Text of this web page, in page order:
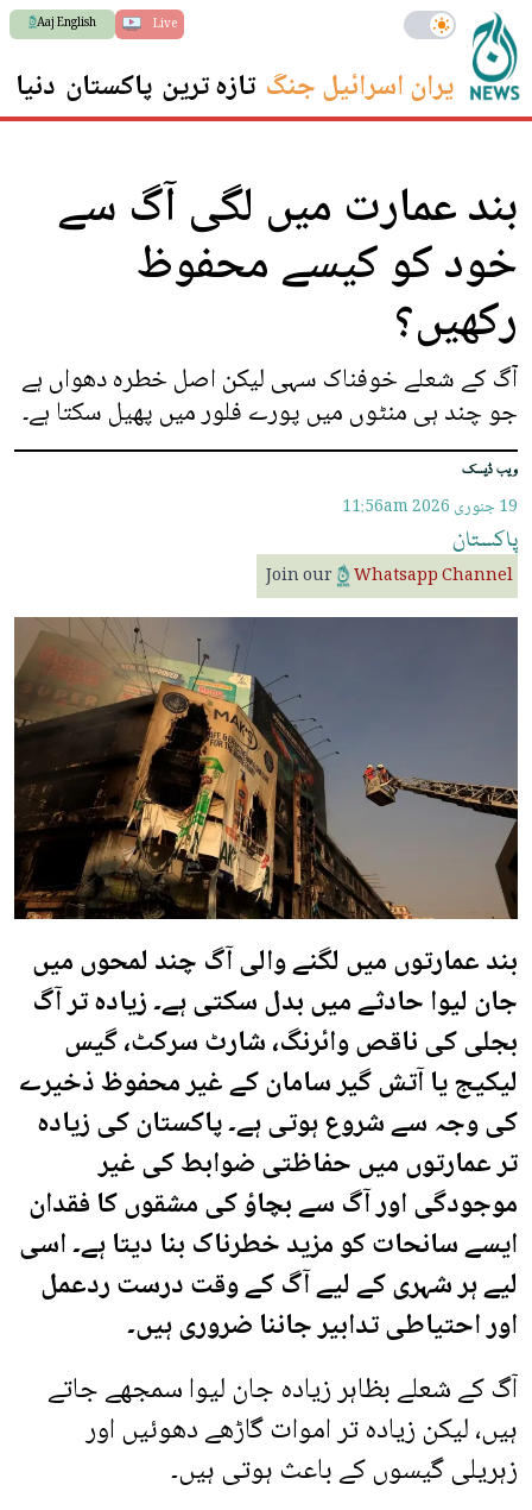
Live
Aaj English
ایران اسرائیل جنگ تازہ ترین پاکستان دنیا
بند عمارت میں لگی آگ سے
خود کو کیسے محفوظ
رکھیں؟
آگ کے شعلے خوفناک سہی لیکن اصل خطرہ دھواں ہے
جو چند ہی منٹوں میں پورے فلور میں پھیل سکتا ہے۔
ویب ڈیسک
19 جنوری 2026 11:56am
پاکستان
Join our Whatsapp Channel
بند عمارتوں میں لگنے والی آگ چند لمحوں میں
جان لیوا حادثے میں بدل سکتی ہے۔ زیادہ تر آگ
بجلی کی ناقص وائرنگ، شارٹ سرکٹ، گیس
لیکیج یا آتش گیر سامان کے غیر محفوظ ذخیرے
کی وجہ سے شروع ہوتی ہے۔ پاکستان کی زیادہ
تر عمارتوں میں حفاظتی ضوابط کی غیر
موجودگی اور آگ سے بچاؤ کی مشقوں کا فقدان
ایسے سانحات کو مزید خطرناک بنا دیتا ہے۔ اسی
لیے ہر شہری کے لیے آگ کے وقت درست ردعمل
اور احتیاطی تدابیر جاننا ضروری ہیں۔
آگ کے شعلے بظاہر زیادہ جان لیوا سمجھے جاتے
ہیں، لیکن زیادہ تر اموات گاڑھے دھوئیں اور
زہریلی گیسوں کے باعث ہوتی ہیں۔